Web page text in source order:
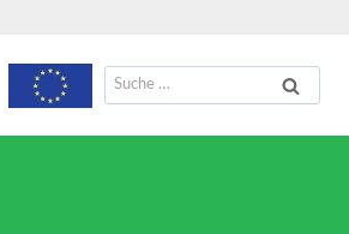
Suche
nach: